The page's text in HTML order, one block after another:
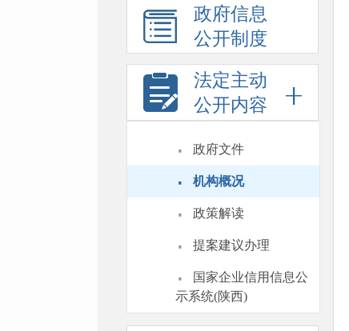
政府信息
公开制度
法定主动
公开内容
· 政府文件
· 机构概况
· 政策解读
· 提案建议办理
·
国家企业信用信息公
示系统(陕西)